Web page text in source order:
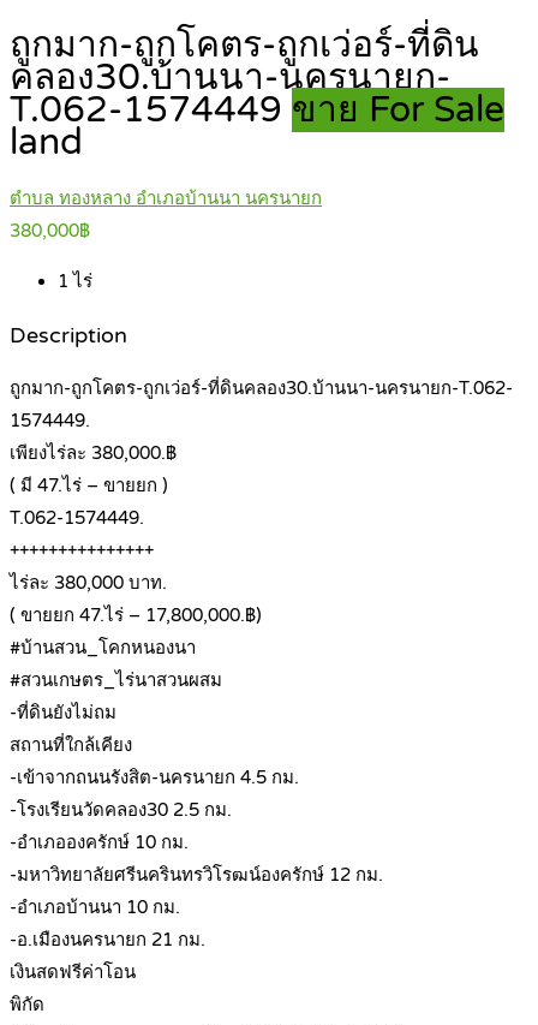
ถูกมาก-ถูกโคตร-ถูกเว่อร์-ที่ดิน
คลอง30.บ้านนา-นครนายก-
T.062-1574449 ขาย For Sale
land
ตำบล ทองหลาง อำเภอบ้านนา นครนายก
380,000฿
1 ไร่
Description
ถูกมาก-ถูกโคตร-ถูกเว่อร์-ที่ดินคลอง30.บ้านนา-นครนายก-T.062-
1574449.
เพียงไร่ละ 380,000.฿
( มี 47.ไร่ – ขายยก )
T.062-1574449.
+++++++++++++++
ไร่ละ 380,000 บาท.
( ขายยก 47.ไร่ – 17,800,000.฿)
#บ้านสวน_โคกหนองนา
#สวนเกษตร_ไร่นาสวนผสม
-ที่ดินยังไม่ถม
สถานที่ใกล้เคียง
-เข้าจากถนนรังสิต-นครนายก 4.5 กม.
-โรงเรียนวัดคลอง30 2.5 กม.
-อำเภอองครักษ์ 10 กม.
-มหาวิทยาลัยศรีนครินทรวิโรฒน์องครักษ์ 12 กม.
-อำเภอบ้านนา 10 กม.
-อ.เมืองนครนายก 21 กม.
เงินสดฟรีค่าโอน
พิกัด